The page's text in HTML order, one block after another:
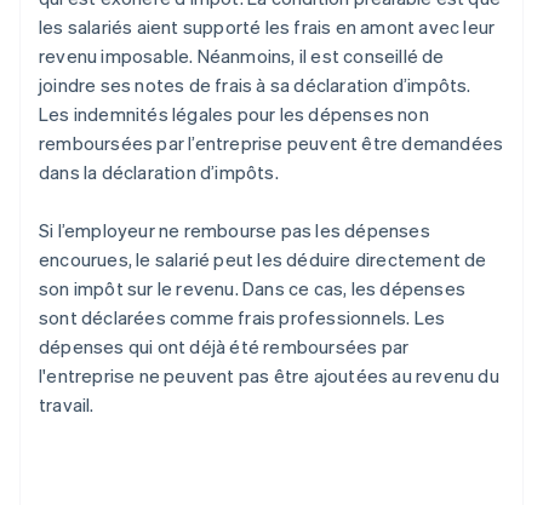
les salariés aient supporté les frais en amont avec leur
revenu imposable. Néanmoins, il est conseillé de
joindre ses notes de frais à sa déclaration d’impôts.
Les indemnités légales pour les dépenses non
remboursées par l’entreprise peuvent être demandées
dans la déclaration d’impôts.
Si l’employeur ne rembourse pas les dépenses
encourues, le salarié peut les déduire directement de
son impôt sur le revenu. Dans ce cas, les dépenses
sont déclarées comme frais professionnels. Les
dépenses qui ont déjà été remboursées par
l'entreprise ne peuvent pas être ajoutées au revenu du
travail.